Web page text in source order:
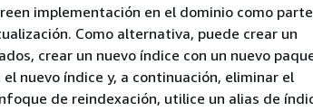
implementación en el dominio como
Como alternativa, puede crear un
crear un nuevo índice con un nuevo
nuevo índice y, a continuación, eliminar el
de reindexación, utilice un alias de